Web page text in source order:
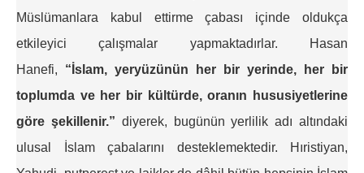
Müslümanlara kabul ettirme çabası içinde oldukça
etkileyici çalışmalar yapmaktadırlar. Hasan
Hanefi, “İslam, yeryüzünün her bir yerinde, her bir
toplumda ve her bir kültürde, oranın hususiyetlerine
göre şekillenir.” diyerek, bugünün yerlilik adı altındaki
ulusal İslam çabalarını desteklemektedir. Hıristiyan,